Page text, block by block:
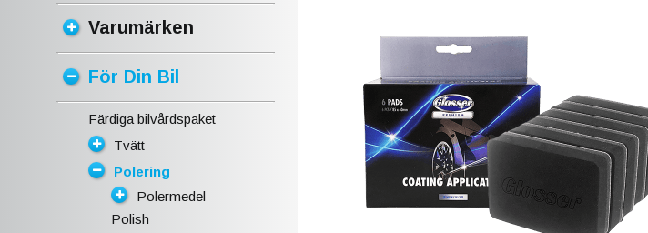
Varumärken
För Din Bil
Färdiga bilvårdspaket
Tvätt
Polering
Polermedel
Polish